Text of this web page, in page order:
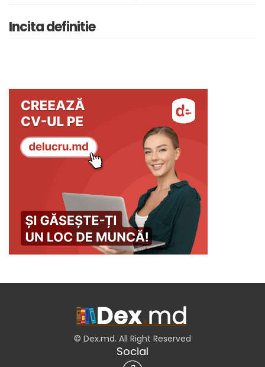
Incita definitie
© Dex.md. All Right Reserved
Social